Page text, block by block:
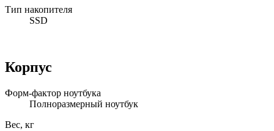
Тип накопителя
SSD
Корпус
Форм-фактор ноутбука
Полноразмерный ноутбук
Вес, кг